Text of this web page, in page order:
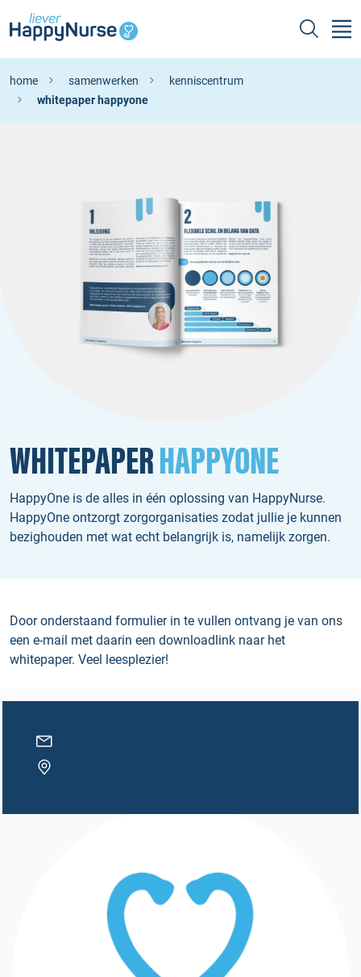
home samenwerken
kenniscentrum
whitepaper happyone
WHITEPAPERHAPPYONE
HappyOne is de alles in één oplossing van HappyNurse.
HappyOne ontzorgt zorgorganisaties zodat jullie je kunnen
bezighouden met wat echt belangrijk is, namelijk zorgen.
Door onderstaand formulier in te vullen ontvang je van ons
een e-mail met daarin een downloadlink naar het
whitepaper. Veel leesplezier!